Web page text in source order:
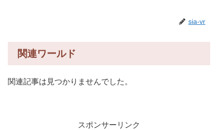
sia-vr
関連ワールド
関連記事は見つかりませんでした。
スポンサーリンク